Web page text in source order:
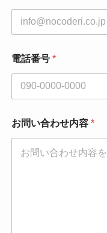
電話番号 *
お問い合わせ内容 *